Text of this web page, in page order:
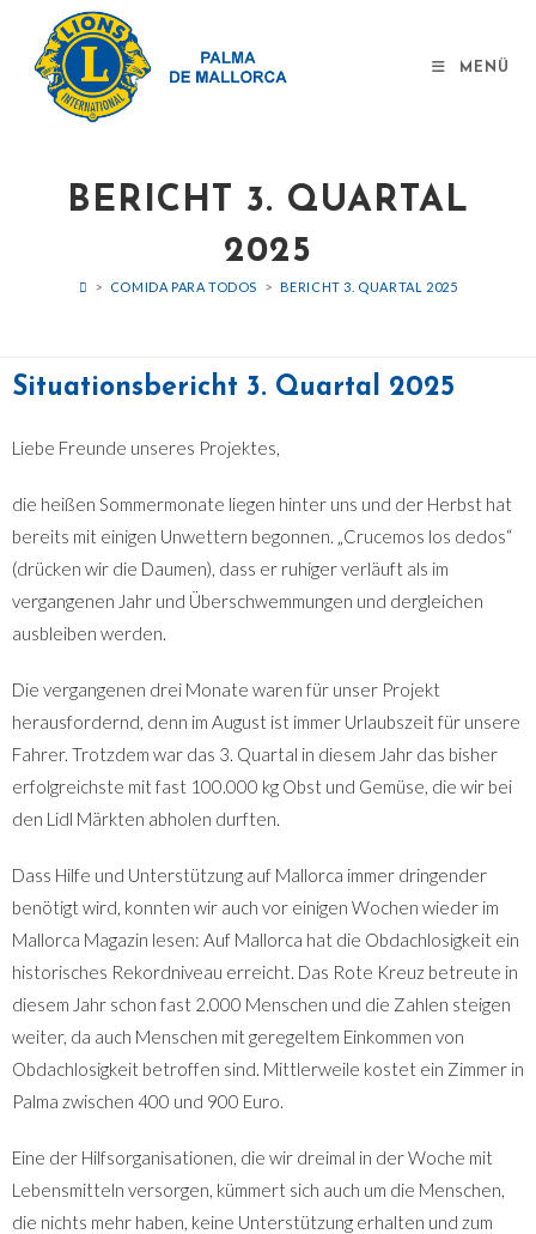
MENÜ
BERICHT 3. QUARTAL
2025
> COMIDA PARA TODOS > BERICHT 3. QUARTAL 2025
Situationsbericht 3. Quartal 2025
Liebe Freunde unseres Projektes,
die heißen Sommermonate liegen hinter uns und der Herbst hat
bereits mit einigen Unwettern begonnen. „Crucemos los dedos“
(drücken wir die Daumen), dass er ruhiger verläuft als im
vergangenen Jahr und Überschwemmungen und dergleichen
ausbleiben werden.
Die vergangenen drei Monate waren für unser Projekt
herausfordernd, denn im August ist immer Urlaubszeit für unsere
Fahrer. Trotzdem war das 3. Quartal in diesem Jahr das bisher
erfolgreichste mit fast 100.000 kg Obst und Gemüse, die wir bei
den Lidl Märkten abholen durften.
Dass Hilfe und Unterstützung auf Mallorca immer dringender
benötigt wird, konnten wir auch vor einigen Wochen wieder im
Mallorca Magazin lesen: Auf Mallorca hat die Obdachlosigkeit ein
historisches Rekordniveau erreicht. Das Rote Kreuz betreute in
diesem Jahr schon fast 2.000 Menschen und die Zahlen steigen
weiter, da auch Menschen mit geregeltem Einkommen von
Obdachlosigkeit betroffen sind. Mittlerweile kostet ein Zimmer in
Palma zwischen 400 und 900 Euro.
Eine der Hilfsorganisationen, die wir dreimal in der Woche mit
Lebensmitteln versorgen, kümmert sich auch um die Menschen,
die nichts mehr haben, keine Unterstützung erhalten und zum